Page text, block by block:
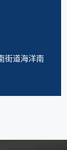
街道海洋南